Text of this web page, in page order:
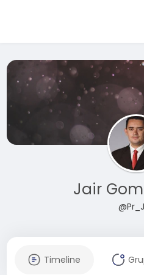
Jair
Timeline